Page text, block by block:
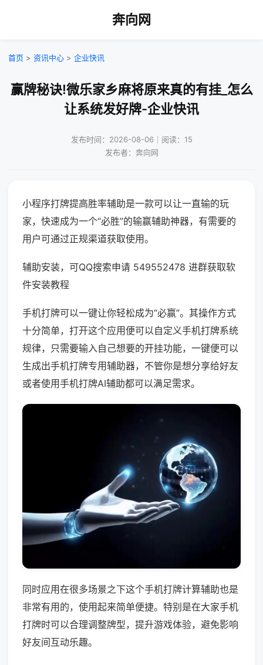
奔向网
首页 > 资讯中心 > 企业快讯
赢牌秘诀!微乐家乡麻将原来真的有挂_怎么
让系统发好牌-企业快讯
发布时间：2026-08-06｜阅读：15
发布者：奔向网
小程序打牌提高胜率辅助是一款可以让一直输的玩
家，快速成为一个“必胜”的输赢辅助神器，有需要的
用户可通过正规渠道获取使用。
辅助安装，可QQ搜索申请 549552478 进群获取软
件安装教程
手机打牌可以一键让你轻松成为“必赢”。其操作方式
十分简单，打开这个应用便可以自定义手机打牌系统
规律，只需要输入自己想要的开挂功能，一键便可以
生成出手机打牌专用辅助器，不管你是想分享给好友
或者使用手机打牌AI辅助都可以满足需求。
同时应用在很多场景之下这个手机打牌计算辅助也是
非常有用的，使用起来简单便捷。特别是在大家手机
打牌时可以合理调整牌型，提升游戏体验，避免影响
好友间互动乐趣。